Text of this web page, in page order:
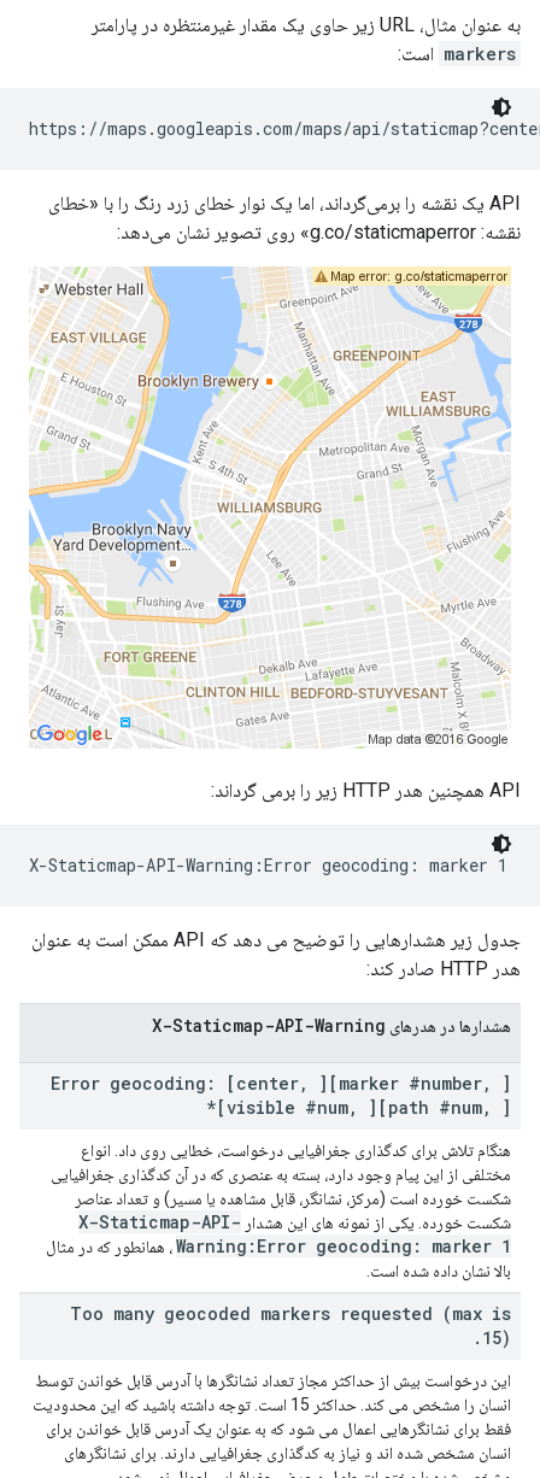
به عنوان مثال، URL زیر حاوی یک مقدار غیرمنتظره در پارامتر
markers است:
https://maps.googleapis.com/maps/api/
API یک نقشه را برمی‌گرداند، اما یک نوار خطای زرد رنگ را با «خطای
نقشه: g.co/staticmaperror» روی تصویر نشان می‌دهد:
API همچنین هدر HTTP زیر را برمی گرداند:
جدول زیر هشدارهایی را توضیح می دهد که API ممکن است به عنوان
هدر HTTP صادر کند:
هشدارها در هدرهای X-Staticmap-API-Warning
Error geocoding: [center, ][marker #number,
]
[visible #num, ][path #num, ]*
هنگام تلاش برای کدگذاری جغرافیایی درخواست، خطایی روی داد. انواع
مختلفی از این پیام وجود دارد، بسته به عنصری که در آن کدگذاری جغرافیایی
شکست خورده است (مرکز، نشانگر، قابل مشاهده یا مسیر) و تعداد عناصر
شکست خورده. یکی از نمونه های این هشدار X-Staticmap-API-
Warning:Error geocoding: marker 1، همانطور که در مثال
بالا نشان داده شده است.
Too many geocoded markers requested (max is
15)
.
این درخواست بیش از حداکثر مجاز تعداد نشانگرها با آدرس قابل خواندن توسط
انسان را مشخص می کند. حداکثر 15 است. توجه داشته باشید که این محدودیت
فقط برای نشانگرهایی اعمال می شود که به عنوان یک آدرس قابل خواندن برای
انسان مشخص شده اند و نیاز به کدگذاری جغرافیایی دارند. برای نشانگرهای